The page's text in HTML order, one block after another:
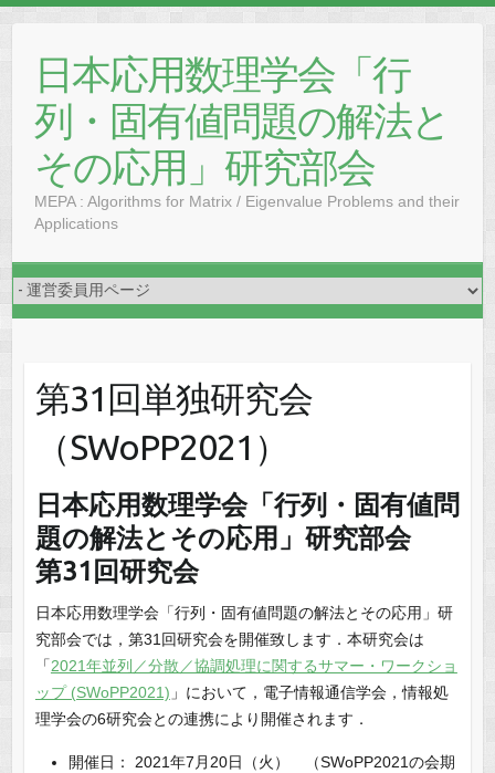
content日本応用数理学会「行
列・固有値問題の解法と
その応用」研究部会
MEPA : Algorithms for Matrix / Eigenvalue Problems and their
Applications
第31回単独研究会
（SWoPP2021）
日本応用数理学会「行列・固有値問
題の解法とその応用」研究部会
第31回研究会
日本応用数理学会「行列・固有値問題の解法とその応用」研
究部会では，第31回研究会を開催致します．本研究会は
「2021年並列／分散／協調処理に関するサマー・ワークショ
ップ (SWoPP2021) 」において，電子情報通信学会，情報処
理学会の6研究会との連携により開催されます．
開催日： 2021年7月20日（火） （SWoPP2021の会期